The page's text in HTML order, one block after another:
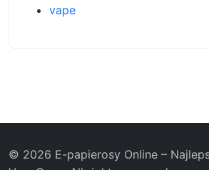
vape
© 2026 E-papierosy Online –